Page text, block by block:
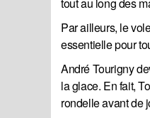
Par ailleurs, le
essentielle pour
André Tourigny
la glace. En fait,
rondelle avant de